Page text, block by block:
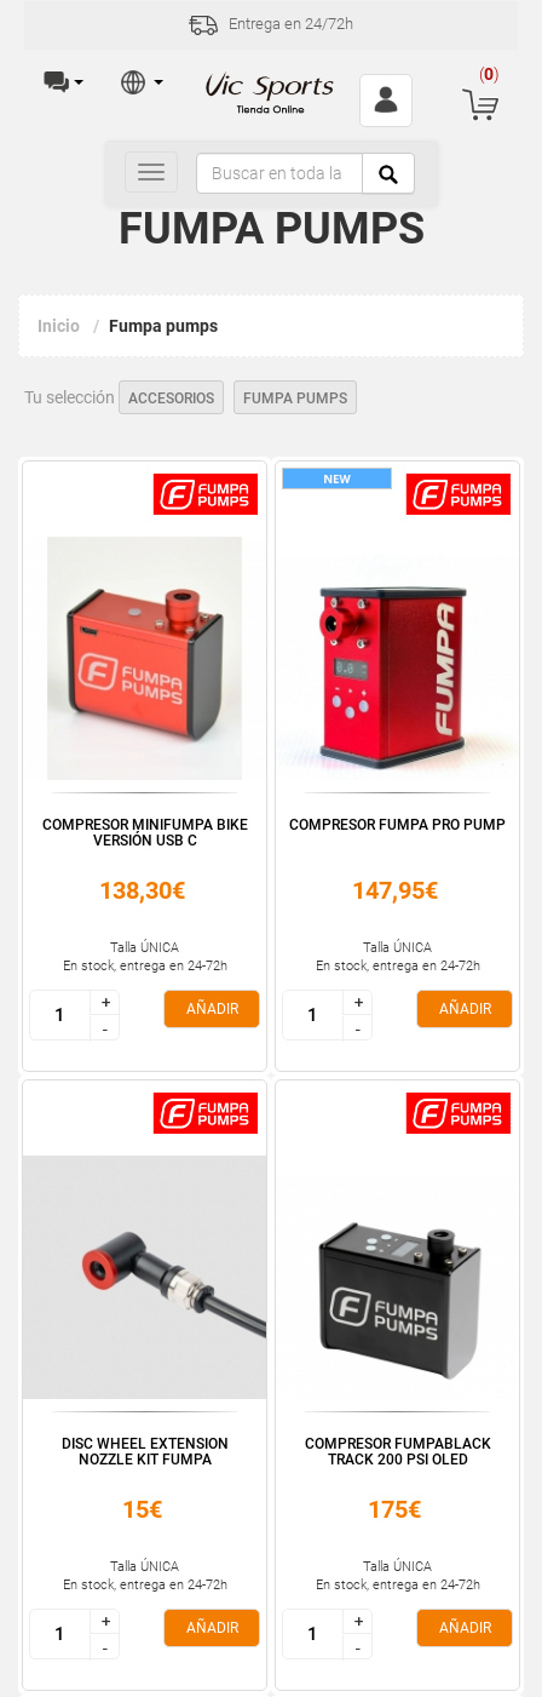
Entrega en 24/72h
(0)
Toggle
navigation
FUMPA PUMPS
Inicio Fumpa pumps
Tu selección ACCESORIOS FUMPA PUMPS
COMPRESOR MINIFUMPA BIKE
VERSIÓN USB C
138,30€
Talla ÚNICA
En stock, entrega en 24-72h
+
-
+
-
AÑADIR
COMPRESOR FUMPA PRO PUMP
147,95€
Talla ÚNICA
En stock, entrega en 24-72h
+
-
+
-
AÑADIR
DISC WHEEL EXTENSION
NOZZLE KIT FUMPA
15€
Talla ÚNICA
En stock, entrega en 24-72h
+
-
+
-
AÑADIR
COMPRESOR FUMPABLACK
TRACK 200 PSI OLED
175€
Talla ÚNICA
En stock, entrega en 24-72h
+
-
+
-
AÑADIR